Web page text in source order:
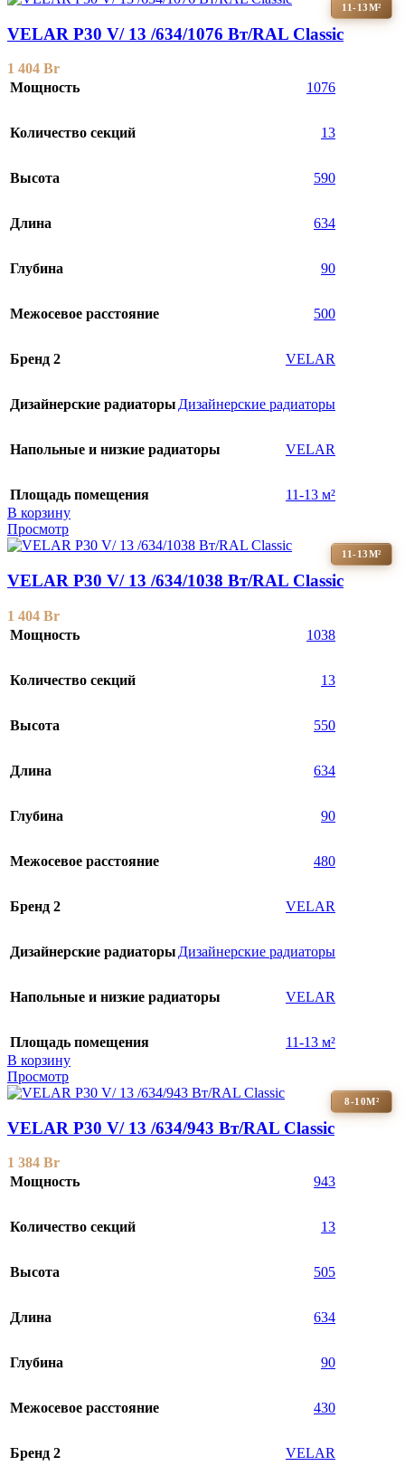
11-13М²
VELAR P30 V/ 13 /634/1076 Вт/RAL Classic
1 404 Br
Мощность
1076
Количество секций 13
Высота 590
Длина 634
Глубина 90
Межосевое расстояние 500
Бренд 2 VELAR
Дизайнерские радиаторыДизайнерские радиаторы
Напольные и низкие радиаторы VELAR
Площадь помещения
11-13 м²
В корзину
Просмотр
11-13М²
VELAR P30 V/ 13 /634/1038 Вт/RAL Classic
1 404 Br
Мощность
1038
Количество секций 13
Высота 550
Длина 634
Глубина 90
Межосевое расстояние 480
Бренд 2 VELAR
Дизайнерские радиаторы Дизайнерские радиаторы
Напольные и низкие радиаторы VELAR
Площадь помещения
11-13 м²
В корзину
Просмотр
8-10М²
VELAR P30 V/ 13 /634/943 Вт/RAL Classic
1 384 Br
Мощность
943
Количество секций 13
Высота 505
Длина 634
Глубина 90
Межосевое расстояние 430
Бренд 2 VELAR